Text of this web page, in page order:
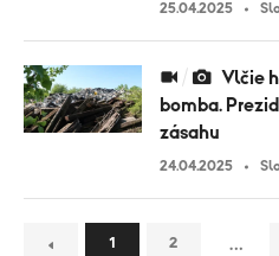
25.04.2025
bomba.
zásahu
24.04.2025
1 2 …